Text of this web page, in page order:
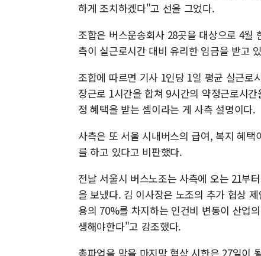
하게 조치하겠다"고 선을 그었다.
조합은 버스운송회사 28곳을 대상으로 4월
측이 실근로시간 대비 유리한 임금을 받고
조합에 따르면 기사 1인당 1일 평균 실근로
장근로 1시간을 합쳐 9시간의 약정근로시
정 혜택을 받는 셈이라는 게 사측 설명이다.
사측은 또 서울 시내버스의 급여, 복지 혜
를 하고 있다고 비판했다.
전날 서울시 버스노조는 사측에 오는 21부
을 보냈다. 김 이사장은 노조의 추가 협상
용의 70%를 차지하는 인건비 변동이 산업
생해야한다"고 강조했다.
총파업을 막을 마지막 협상 시한은 27일이